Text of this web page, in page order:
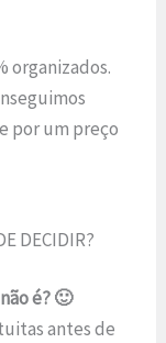
organizados.
por um preço
DECIDIR?
é? 🙂
antes de